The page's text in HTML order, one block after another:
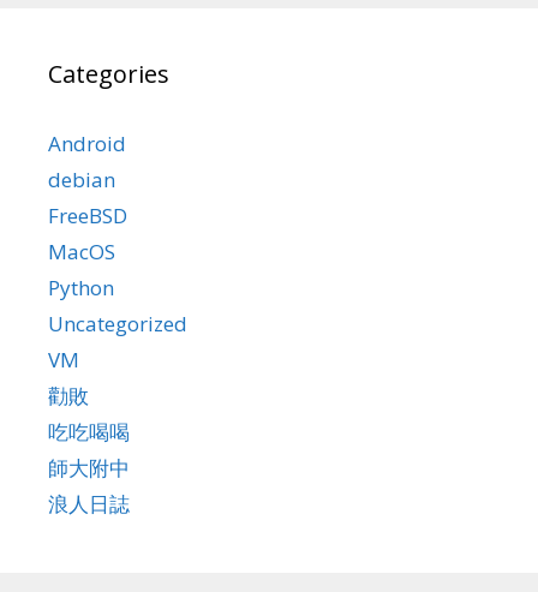
Categories
Android
debian
FreeBSD
MacOS
Python
Uncategorized
VM
勸敗
吃吃喝喝
師大附中
浪人日誌